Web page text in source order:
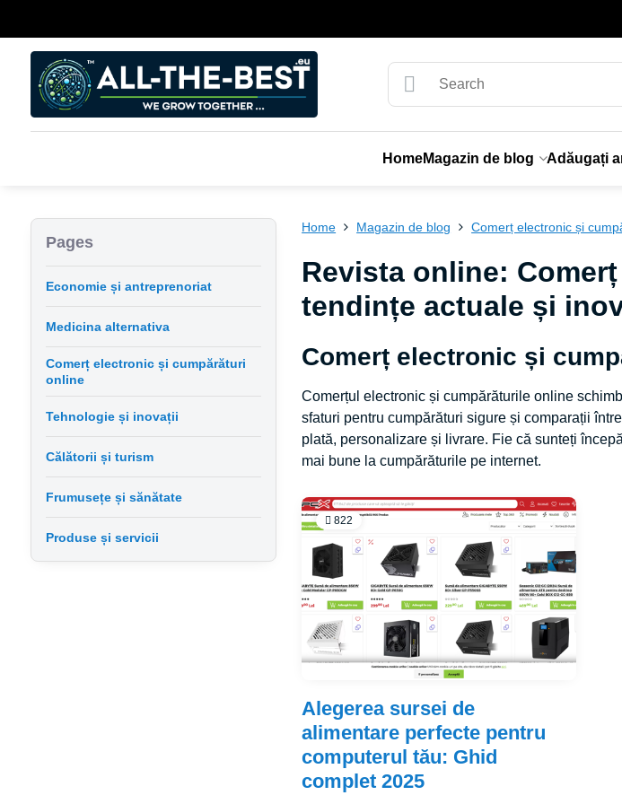
HomeMagazin de blog Adăugați
Home Magazin de blog Comerț electronic și
Revista online:
tendințe actuale și
Comerț electronic și
Comerțul electronic și cumpărăturile online
sfaturi pentru cumpărături sigure și comparații
plată, personalizare și livrare. Fie că sunteți
mai bune la cumpărăturile pe internet.
822
Alegerea sursei de
alimentare perfecte pentru
computerul tău: Ghid
complet 2025
Pages
Economie și antreprenoriat
Medicina alternativa
Comerț electronic și cumpărături
online
Tehnologie și inovații
Călătorii și turism
Frumusețe și sănătate
Produse și servicii